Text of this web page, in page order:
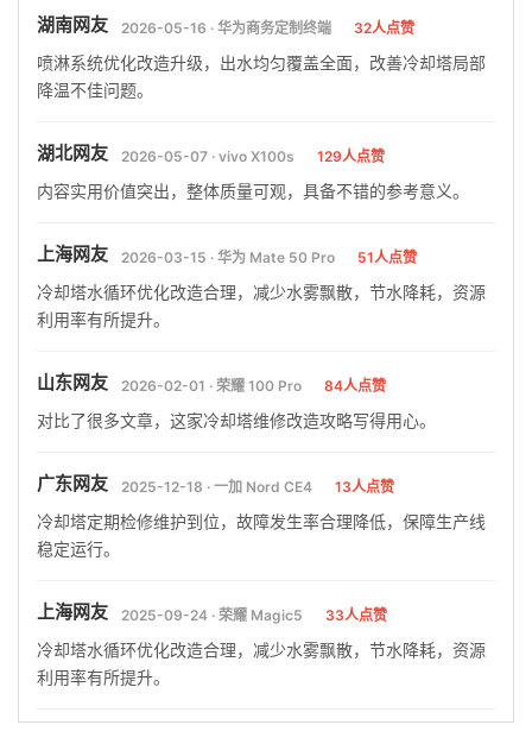
湖南网友 2026-05-16 · 华为商务定制终端 32人点赞
喷淋系统优化改造升级，出水均匀覆盖全面，改善冷却塔局部
降温不佳问题。
湖北网友 2026-05-07 · vivo X100s 129人点赞
内容实用价值突出，整体质量可观，具备不错的参考意义。
上海网友 2026-03-15 · 华为 Mate 50 Pro 51人点赞
冷却塔水循环优化改造合理，减少水雾飘散，节水降耗，资源
利用率有所提升。
山东网友 2026-02-01 · 荣耀 100 Pro 84人点赞
对比了很多文章，这家冷却塔维修改造攻略写得用心。
广东网友 2025-12-18 · 一加 Nord CE4 13人点赞
冷却塔定期检修维护到位，故障发生率合理降低，保障生产线
稳定运行。
上海网友 2025-09-24 · 荣耀 Magic5 33人点赞
冷却塔水循环优化改造合理，减少水雾飘散，节水降耗，资源
利用率有所提升。